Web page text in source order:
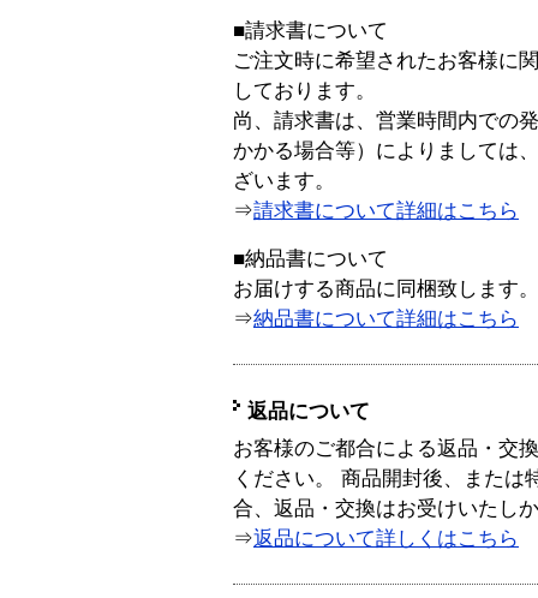
■請求書について
ご注文時に希望されたお客様に
しております。
尚、請求書は、営業時間内での
かかる場合等）によりましては
ざいます。
⇒請求書について詳細はこちら
■納品書について
お届けする商品に同梱致します。
⇒納品書について詳細はこちら
返品について
お客様のご都合による返品・交
ください。 商品開封後、または
合、返品・交換はお受けいたし
⇒返品について詳しくはこちら